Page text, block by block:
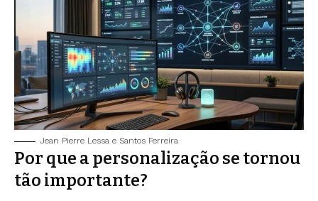
Jean Pierre Lessa e Santos Ferreira
Por que a personalização se tornou
tão importante?